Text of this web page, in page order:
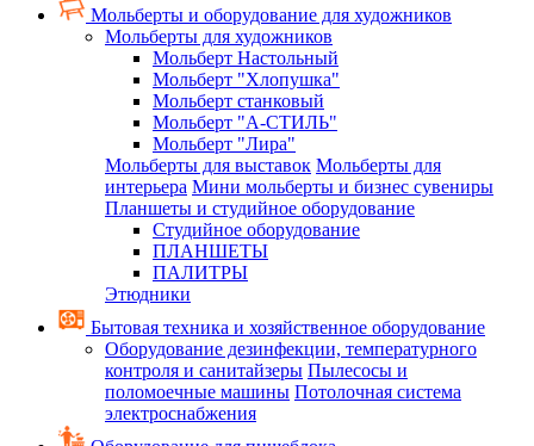
Мольберты и оборудование для художников
Мольберты для художников
Мольберт Настольный
Мольберт "Хлопушка"
Мольберт станковый
Мольберт "А-СТИЛЬ"
Мольберт "Лира"
Мольберты для выставок Мольберты для
интерьера Мини мольберты и бизнес сувениры
Планшеты и студийное оборудование
Студийное оборудование
ПЛАНШЕТЫ
ПАЛИТРЫ
Этюдники
Бытовая техника и хозяйственное оборудование
Оборудование дезинфекции, температурного
контроля и санитайзеры Пылесосы и
поломоечные машины Потолочная система
электроснабжения